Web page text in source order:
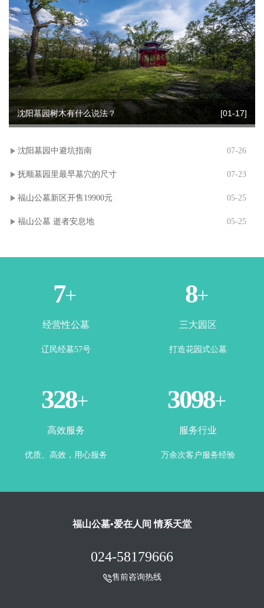
沈阳墓园树木有什么说法？ [01-17]
07-26
沈阳墓园中避坑指南
07-23
抚顺墓园里最早墓穴的尺寸
05-25
福山公墓新区开售19900元
05-25
福山公墓 逝者安息地
1+
经营性公墓
辽民经墓57号
3+
三大园区
打造花园式公墓
365+
高效服务
优质、高效，用心服务
3500+
服务行业
万余次客户服务经验
福山公墓•爱在人间 情系天堂
024-58179666
售前咨询热线